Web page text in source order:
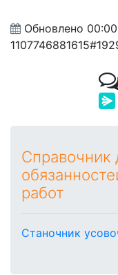
Обновлено
работ
Станочник